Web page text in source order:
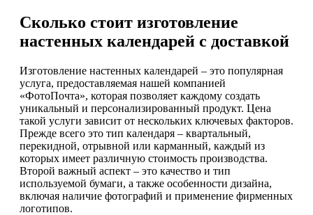
Сколько стоит изготовление
настенных календарей с доставкой
Изготовление настенных календарей – это популярная
услуга, предоставляемая нашей компанией
«ФотоПочта», которая позволяет каждому создать
уникальный и персонализированный продукт. Цена
такой услуги зависит от нескольких ключевых факторов.
Прежде всего это тип календаря – квартальный,
перекидной, отрывной или карманный, каждый из
которых имеет различную стоимость производства.
Второй важный аспект – это качество и тип
используемой бумаги, а также особенности дизайна,
включая наличие фотографий и применение фирменных
логотипов.